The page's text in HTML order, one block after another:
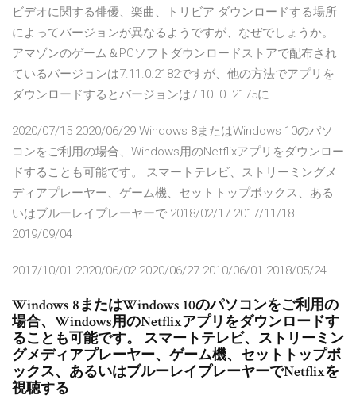
ビデオに関する俳優、楽曲、トリビア ダウンロードする場所
によってバージョンが異なるようですが、なぜでしょうか。
アマゾンのゲーム＆PCソフトダウンロードストアで配布され
ているバージョンは7.11.0.2182ですが、他の方法でアプリを
ダウンロードするとバージョンは7.10. 0. 2175に
2020/07/15 2020/06/29 Windows 8またはWindows 10のパソ
コンをご利用の場合、Windows用のNetflixアプリをダウンロー
ドすることも可能です。 スマートテレビ、ストリーミングメ
ディアプレーヤー、ゲーム機、セットトップボックス、ある
いはブルーレイプレーヤーで 2018/02/17 2017/11/18
2019/09/04
2017/10/01 2020/06/02 2020/06/27 2010/06/01 2018/05/24
Windows 8またはWindows 10のパソコンをご利用の
場合、Windows用のNetflixアプリをダウンロードす
ることも可能です。 スマートテレビ、ストリーミン
グメディアプレーヤー、ゲーム機、セットトップボ
ックス、あるいはブルーレイプレーヤーでNetflixを
視聴する